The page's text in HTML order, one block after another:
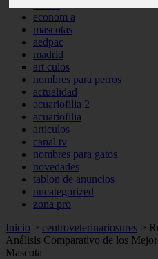
econom a
mascotas
aedpac
madrid
art culos
nombres para perros
actualidad
acuariofilia 2
acuariofilia
articulos
canal tv
nombres para gatos
novedades
tablon de anuncios
uncategorized
zona pro
Inicio > centroveterinariosures >
Análisis Comparativo de los
Mascota